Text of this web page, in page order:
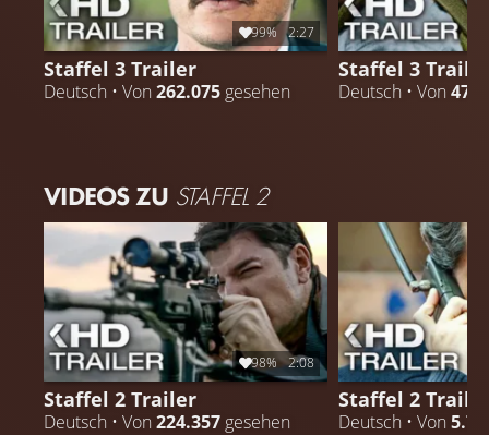
99% 2:27
Staffel 3 Trailer
Deutsch • Von 262.075 gesehen
Staffel 3
Deutsch • Von
VIDEOS ZU STAFFEL 2
98% 2:08
Staffel 2 Trailer
Deutsch • Von 224.357 gesehen
Staffel 2
Deutsch • Von